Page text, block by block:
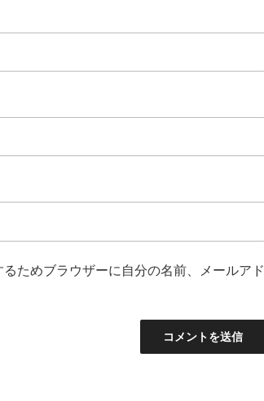
ためブラウザーに自分の名前、メールアド